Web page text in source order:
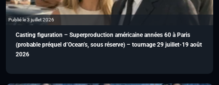
Publié le 3 juillet 2026
Casting figuration – Superproduction américaine années 60 à Paris
(probable préquel d’Ocean’s, sous réserve) – tournage 29 juillet-19 août
2026